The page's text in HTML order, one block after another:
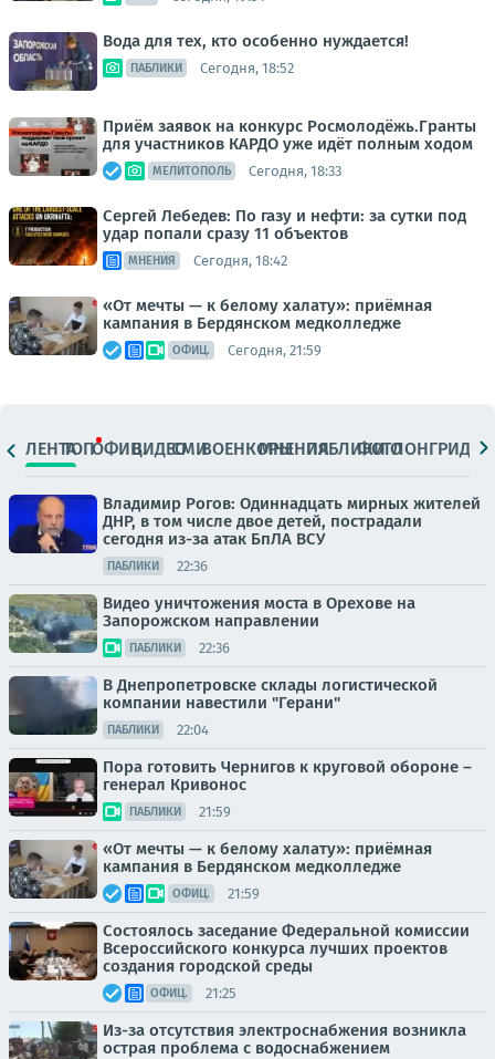
Вода для тех, кто особенно нуждается!
ПАБЛИКИ Сегодня, 18:52
Приём заявок на конкурс Росмолодёжь.Гранты
для участников КАРДО уже идёт полным ходом
МЕЛИТОПОЛЬ Сегодня, 18:33
Сергей Лебедев: По газу и нефти: за сутки под
удар попали сразу 11 объектов
МНЕНИЯ Сегодня, 18:42
«От мечты — к белому халату»: приёмная
кампания в Бердянском медколледже
ОФИЦ. Сегодня, 21:59
ЛЕНТАТОПОФИЦ.ВИДЕОСМИВОЕНКОРЫМНЕНИЯПАБЛИКИ
ФОТОЛОНГРИДЫ
Владимир Рогов: Одиннадцать мирных жителей
ДНР, в том числе двое детей, пострадали
сегодня из-за атак БпЛА ВСУ
ПАБЛИКИ 22:36
Видео уничтожения моста в Орехове на
Запорожском направлении
ПАБЛИКИ 22:36
В Днепропетровске склады логистической
компании навестили "Герани"
ПАБЛИКИ 22:04
Пора готовить Чернигов к круговой обороне –
генерал Кривонос
ПАБЛИКИ 21:59
«От мечты — к белому халату»: приёмная
кампания в Бердянском медколледже
ОФИЦ. 21:59
Состоялось заседание Федеральной комиссии
Всероссийского конкурса лучших проектов
создания городской среды
ОФИЦ. 21:25
Из-за отсутствия электроснабжения возникла
острая проблема с водоснабжением